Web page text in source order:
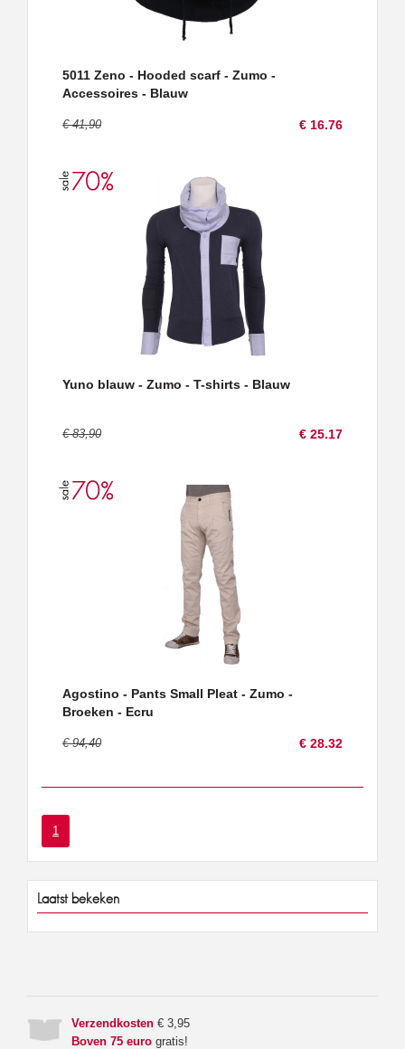
5011 Zeno - Hooded scarf - Zumo -
Accessoires - Blauw
€ 41,90 € 16.76
Yuno blauw - Zumo - T-shirts - Blauw
€ 83,90 € 25.17
Agostino - Pants Small Pleat - Zumo -
Broeken - Ecru
€ 94,40 € 28.32
1
Laatst bekeken
Verzendkosten € 3,95
Boven 75 euro gratis!